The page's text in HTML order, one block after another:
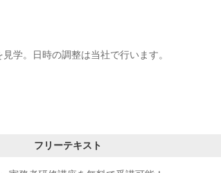
。日時の調整は当社で行います。
フリーテキスト